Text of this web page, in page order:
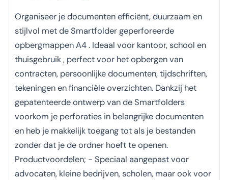
Organiseer je documenten efficiënt, duurzaam en
stijlvol met de Smartfolder geperforeerde
opbergmappen A4 . Ideaal voor kantoor, school en
thuisgebruik , perfect voor het opbergen van
contracten, persoonlijke documenten, tijdschriften,
tekeningen en financiële overzichten. Dankzij het
gepatenteerde ontwerp van de Smartfolders
voorkom je perforaties in belangrijke documenten
en heb je makkelijk toegang tot als je bestanden
zonder dat je de ordner hoeft te openen.
Productvoordelen; - Speciaal aangepast voor
advocaten, kleine bedrijven, scholen, maar ook voor